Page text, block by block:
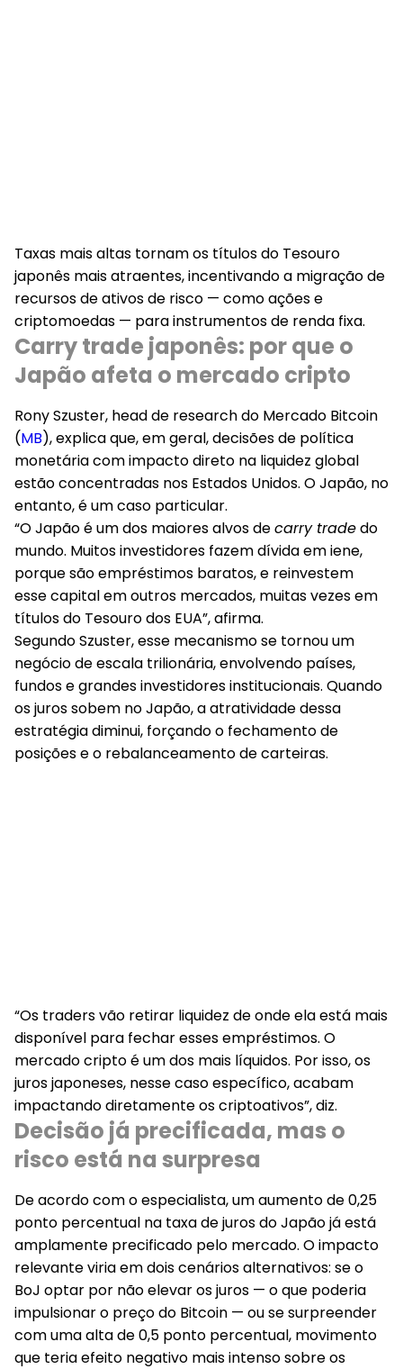
Taxas mais altas tornam os títulos do Tesouro
japonês mais atraentes, incentivando a migração de
recursos de ativos de risco — como ações e
criptomoedas — para instrumentos de renda fixa.
Carry trade japonês: por que o
Japão afeta o mercado cripto
Rony Szuster, head de research do Mercado Bitcoin
(MB), explica que, em geral, decisões de política
monetária com impacto direto na liquidez global
estão concentradas nos Estados Unidos. O Japão, no
entanto, é um caso particular.
“O Japão é um dos maiores alvos decarry tradedo
mundo. Muitos investidores fazem dívida em iene,
porque são empréstimos baratos, e reinvestem
esse capital em outros mercados, muitas vezes em
títulos do Tesouro dos EUA”, afirma.
Segundo Szuster, esse mecanismo se tornou um
negócio de escala trilionária, envolvendo países,
fundos e grandes investidores institucionais. Quando
os juros sobem no Japão, a atratividade dessa
estratégia diminui, forçando o fechamento de
posições e o rebalanceamento de carteiras.
“Os traders vão retirar liquidez de onde ela está mais
disponível para fechar esses empréstimos. O
mercado cripto é um dos mais líquidos. Por isso, os
juros japoneses, nesse caso específico, acabam
impactando diretamente os criptoativos”, diz.
Decisão já precificada, mas o
risco está na surpresa
De acordo com o especialista, um aumento de 0,25
ponto percentual na taxa de juros do Japão já está
amplamente precificado pelo mercado. O impacto
relevante viria em dois cenários alternativos: se o
BoJ optar por não elevar os juros — o que poderia
impulsionar o preço do Bitcoin — ou se surpreender
com uma alta de 0,5 ponto percentual, movimento
que teria efeito negativo mais intenso sobre os